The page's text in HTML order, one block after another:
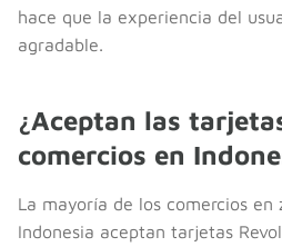
hace que la experiencia del
agradable.
¿Aceptan las
comercios en
La mayoría de los comercios en
Indonesia aceptan tarjetas